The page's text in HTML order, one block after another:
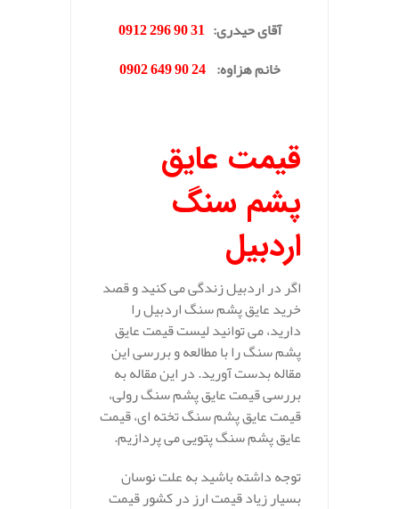
آقای حیدری:
31 90 296 0912
خانم هزاوه:
24 90 649 0902
قیمت عایق
پشم سنگ
اردبیل
اگر در اردبیل زندگی می کنید و قصد
خرید عایق پشم سنگ اردبیل را
دارید، می توانید لیست قیمت عایق
پشم سنگ را با مطالعه و بررسی این
مقاله بدست آورید. در این مقاله به
بررسی قیمت عایق پشم سنگ رولی،
قیمت عایق پشم سنگ تخته ای، قیمت
عایق پشم سنگ پتویی می پردازیم.
توجه داشته باشید به علت نوسان
بسیار زیاد قیمت ارز در کشور قیمت